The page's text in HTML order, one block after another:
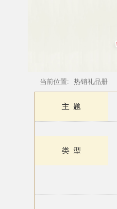
当前位置: 热销礼品册
主 题
类 型